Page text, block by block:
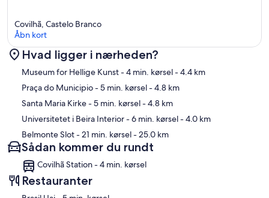
Kort
Covilhã, Castelo Branco
Åbn kort
Hvad ligger i nærheden?
Museum for Hellige Kunst- 4 min. kørsel- 4.4 km
Praça do Municipio- 5 min. kørsel- 4.8 km
Santa Maria Kirke- 5 min. kørsel- 4.8 km
Universitetet i Beira Interior- 6 min. kørsel- 4.0 km
Belmonte Slot- 21 min. kørsel- 25.0 km
Sådan kommer du rundt
Covilhã Station - 4 min. kørsel
Restauranter